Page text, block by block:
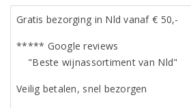
Gratis bezorging in Nld vanaf € 50,-
***** Google reviews
"Beste wijnassortiment van Nld"
Veilig betalen, snel bezorgen